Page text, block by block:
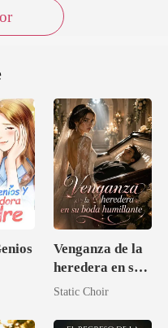
Venganza de la
heredera en su
boda humillante
Static Choir